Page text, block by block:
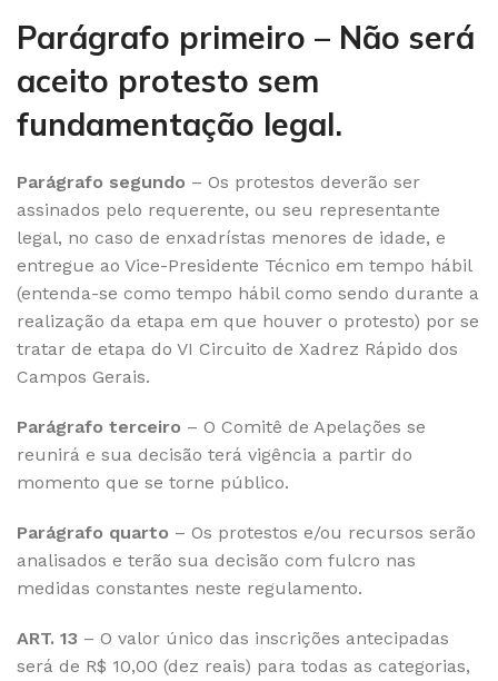
Parágrafo primeiro – Não será
aceito protesto sem
fundamentação legal.
Parágrafo segundo – Os protestos deverão ser
assinados pelo requerente, ou seu representante
legal, no caso de enxadrístas menores de idade, e
entregue ao Vice-Presidente Técnico em tempo hábil
(entenda-se como tempo hábil como sendo durante a
realização da etapa em que houver o protesto) por se
tratar de etapa do VI Circuito de Xadrez Rápido dos
Campos Gerais.
Parágrafo terceiro – O Comitê de Apelações se
reunirá e sua decisão terá vigência a partir do
momento que se torne público.
Parágrafo quarto – Os protestos e/ou recursos serão
analisados e terão sua decisão com fulcro nas
medidas constantes neste regulamento.
ART. 13 – O valor único das inscrições antecipadas
será de R$ 10,00 (dez reais) para todas as categorias,